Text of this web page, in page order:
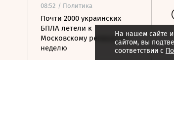
08:52 / Политика
Почти 2000 украинских
БПЛА летели к
Московскому региону за
неделю
На нашем сайте
сайтом, вы
соответствии с